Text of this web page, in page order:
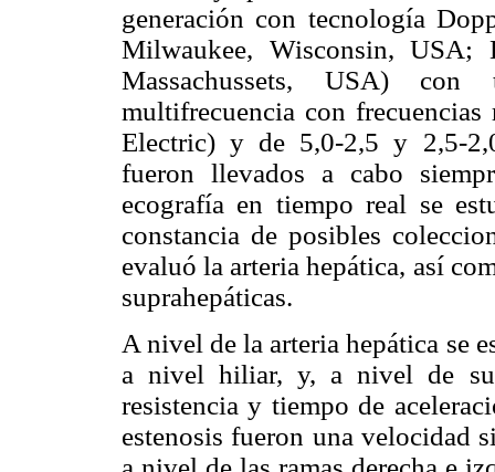
generación con tecnología
Milwaukee, Wisconsin, USA;
Massachussets, USA) con
multifrecuencia con
Electric) y de 5,0-2,5 y 2,5-
fueron llevados a cabo
ecografía en tiempo real se
constancia de posibles
evaluó la arteria hepática, así
suprahepáticas.
A nivel de la arteria hepática se
a nivel hiliar, y, a nivel de
resistencia y tiempo de
estenosis fueron una velocidad